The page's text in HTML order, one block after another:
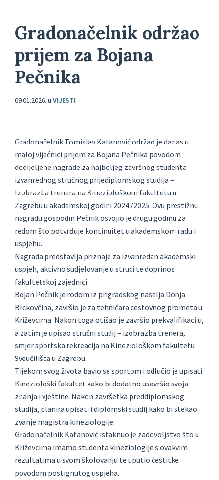
Gradonačelnik održao
prijem za Bojana
Pečnika
09.01.2026. u VIJESTI
Gradonačelnik Tomislav Katanović održao je danas u
maloj vijećnici prijem za Bojana Pečnika povodom
dodijeljene nagrade za najboljeg završnog studenta
izvanrednog stručnog prijediplomskog studija –
Izobrazba trenera na Kineziološkom fakultetu u
Zagrebu u akademskoj godini 2024./2025. Ovu prestižnu
nagradu gospodin Pečnik osvojio je drugu godinu za
redom što potvrđuje kontinuitet u akademskom radu i
uspjehu.
Nagrada predstavlja priznaje za izvanredan akademski
uspjeh, aktivno sudjelovanje u struci te doprinos
fakultetskoj zajednici
Bojan Pečnik je rodom iz prigradskog naselja Donja
Brckovčina, završio je za tehničara cestovnog prometa u
Križevcima. Nakon toga otišao je završio prekvalifikaciju,
a zatim je upisao stručni studij – izobrazba trenera,
smjer sportska rekreacija na Kineziološkom fakultetu
Sveučilišta u Zagrebu.
Tijekom svog života bavio se sportom i odlučio je upisati
Kineziološki fakultet kako bi dodatno usavršio svoja
znanja i vještine. Nakon završetka preddiplomskog
studija, planira upisati i diplomski studij kako bi stekao
zvanje magistra kineziologije.
Gradonačelnik Katanović istaknuo je zadovoljstvo što u
Križevcima imamo studenta kineziologije s ovakvim
rezultatima u svom školovanju te uputio čestitke
povodom postignutog uspjeha.